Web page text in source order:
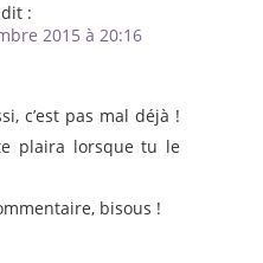
dit :
2015 à 20:16
c’est pas mal déjà !
plaira lorsque tu le
bisous !